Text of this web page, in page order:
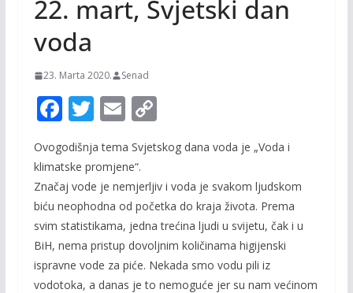
22. mart, Svjetski dan
voda
23. Marta 2020. Senad
F
ac
e
b
o
o
k
T
itt
er
E
ai
l
C
o
p
y
Li
n
k
Ovogodišnja tema Svjetskog dana voda je „Voda i
klimatske promjene“.
Značaj vode je nemjerljiv i voda je svakom ljudskom
biću neophodna od početka do kraja života. Prema
svim statistikama, jedna trećina ljudi u svijetu, čak i u
BiH, nema pristup dovoljnim količinama higijenski
ispravne vode za piće. Nekada smo vodu pili iz
vodotoka, a danas je to nemoguće jer su nam većinom